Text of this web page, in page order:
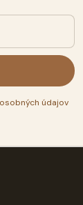
údajov